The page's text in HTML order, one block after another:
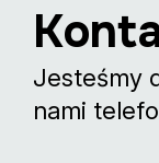
Jesteśmy
nami